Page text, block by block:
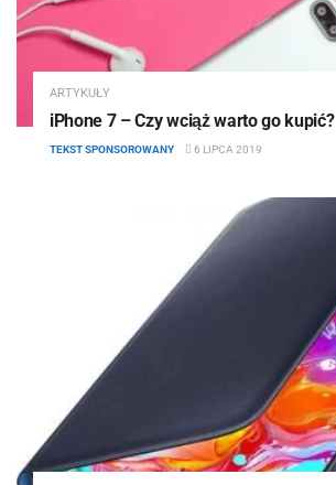
ARTYKUŁY
iPhone 7 – Czy wciąż warto go kupić?
TEKST SPONSOROWANY 6 LIPCA 2019